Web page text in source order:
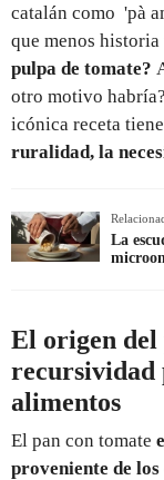
catalán como 'pà
que menos historia
pulpa de tomate?
otro motivo
icónica receta
ruralidad, la
La
El origen del
recursividad
alimentos
El pan con tomate
proveniente de